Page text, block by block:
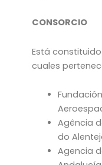
CONSORCIO
Está constituido
cuales
Agência
do
Agencia